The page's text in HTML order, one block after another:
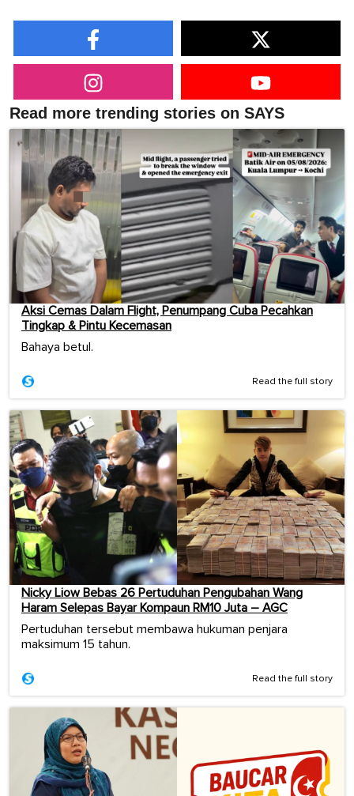
Read more trending stories on SAYS
Aksi Cemas Dalam Flight, Penumpang Cuba Pecahkan
Tingkap & Pintu Kecemasan
Bahaya betul.
Read the full story
Nicky Liow Bebas 26 Pertuduhan Pengubahan Wang
Haram Selepas Bayar Kompaun RM10 Juta – AGC
Pertuduhan tersebut membawa hukuman penjara
maksimum 15 tahun.
Read the full story